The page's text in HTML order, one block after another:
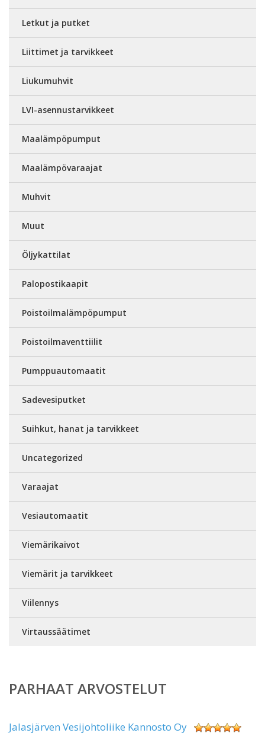
Letkut ja putket
Liittimet ja tarvikkeet
Liukumuhvit
LVI-asennustarvikkeet
Maalämpöpumput
Maalämpövaraajat
Muhvit
Muut
Öljykattilat
Palopostikaapit
Poistoilmalämpöpumput
Poistoilmaventtiilit
Pumppuautomaatit
Sadevesiputket
Suihkut, hanat ja tarvikkeet
Uncategorized
Varaajat
Vesiautomaatit
Viemärikaivot
Viemärit ja tarvikkeet
Viilennys
Virtaussäätimet
PARHAAT ARVOSTELUT
Jalasjärven Vesijohtoliike Kannosto Oy